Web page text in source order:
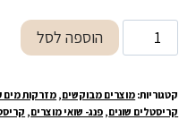
כמות
של
אלדין
הוספה לסל
קטגוריות: מוצרים מבוקשים, מזרקות מים
קריסטלים שונים, פנג- שואי מוצרים,